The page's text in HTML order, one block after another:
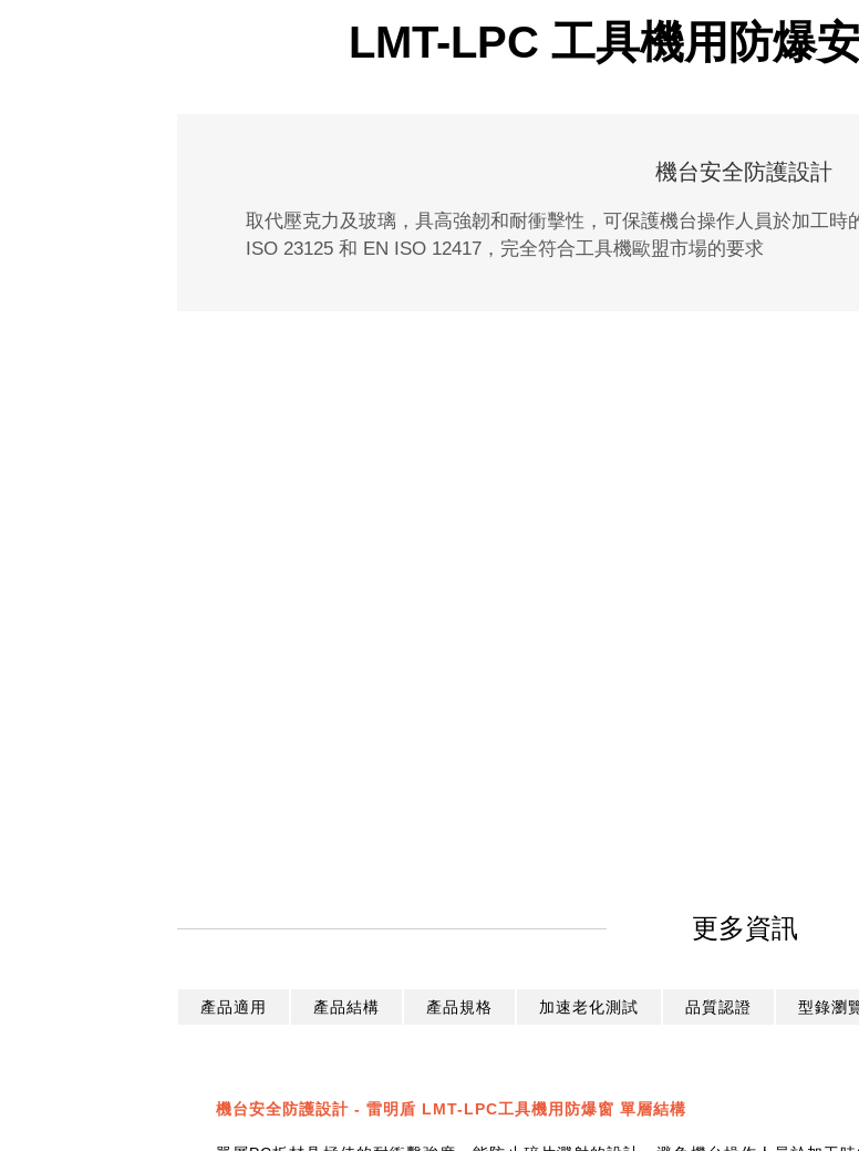
LMT-LPC 工具機用防爆
機台安全防護設計
取代壓克力及玻璃，具高強韌和耐衝擊性，可保護機台操作人員於加工
ISO 23125 和 EN ISO 12417，完全符合工具機歐盟市場的要求
更多資訊
產品適用 產品結構 產品規格 加速老化測試 品質認證 型錄瀏
機台安全防護設計 - 雷明盾 LMT-LPC工具機用防爆窗 單層結構